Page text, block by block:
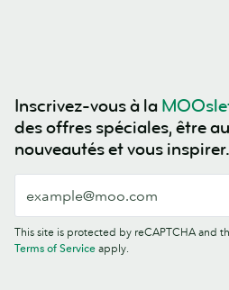
Inscrivez-vous à la
des offres spéciales, être
nouveautés et vous inspirer.
This site is protected by reCAPTCHA and
Terms of Service apply.